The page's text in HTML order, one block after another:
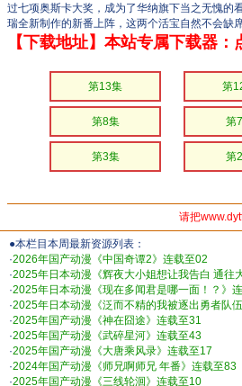
过七项奥斯卡大奖，成为了华纳旗下当之无愧的
瑞全新制作的新番上阵，这两个活宝自然不会缺
【下载地址】本站专属下载器
第13集 第
第8集 第
第3集 第
请把
●本栏目本周最新资源列表：
·2026年国产动漫《中国奇谭2》连载至02
·2025年日本动漫《辉夜大小姐想让我告白 通往
·2025年日本动漫《现在多闻君是哪一面！？》
·2025年日本动漫《泛而不精的我被逐出勇者队
·2025年国产动漫《神在囧途》连载至31
·2025年国产动漫《武碎星河》连载至43
·2025年国产动漫《大唐乘风录》连载至17
·2024年国产动漫《师兄啊师兄 年番》连载至83
·2025年国产动漫《三线轮洄》连载至10